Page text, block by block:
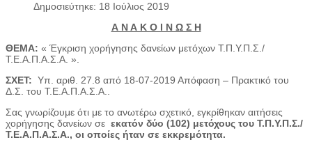
Δημοσιεύτηκε: 18 Ιούλιος 2019
Α Ν Α Κ Ο Ι Ν Ω Σ Η
ΘΕΜΑ: « Έγκριση χορήγησης δανείων μετόχων Τ.Π.Υ.Π.Σ./
Τ.Ε.Α.Π.Α.Σ.Α. ».
ΣΧΕΤ: Υπ. αριθ. 27.8 από 18-07-2019 Απόφαση – Πρακτικό του
Δ.Σ. του Τ.Ε.Α.Π.Α.Σ.Α..
Σας γνωρίζουμε ότι με το ανωτέρω σχετικό, εγκρίθηκαν αιτήσεις
χορήγησης δανείων σε εκατόν δύο (102) μετόχους του Τ.Π.Υ.Π.Σ./
Τ.Ε.Α.Π.Α.Σ.Α., οι οποίες ήταν σε εκκρεμότητα.